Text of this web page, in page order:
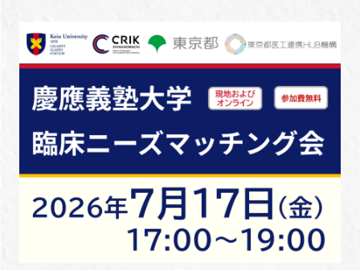
イベント
LINK-Jを知る